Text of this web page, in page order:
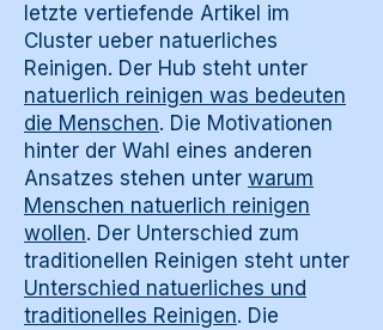
letzte vertiefende Artikel im
Cluster ueber natuerliches
Reinigen. Der Hub steht unter
natuerlich reinigen was bedeuten
die Menschen. Die Motivationen
hinter der Wahl eines anderen
Ansatzes stehen unter warum
Menschen natuerlich reinigen
wollen. Der Unterschied zum
traditionellen Reinigen steht unter
Unterschied natuerliches und
traditionelles Reinigen. Die